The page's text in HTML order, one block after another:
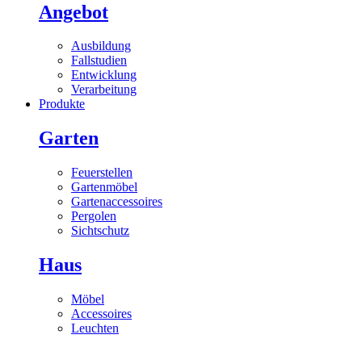
Angebot
Ausbildung
Fallstudien
Entwicklung
Verarbeitung
Produkte
Garten
Feuerstellen
Gartenmöbel
Gartenaccessoires
Pergolen
Sichtschutz
Haus
Möbel
Accessoires
Leuchten